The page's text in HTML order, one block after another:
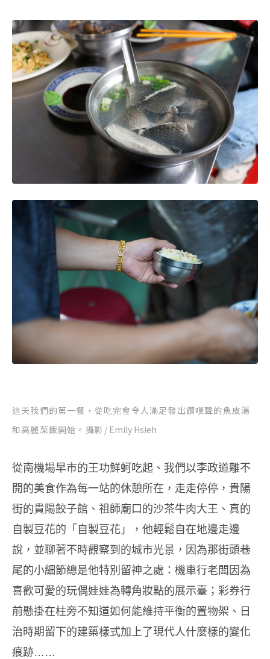
這天我們的第一餐，從吃完會令人滿足發出讚嘆聲的魚皮湯
和高麗菜飯開始。 攝影 / Emily Hsieh
從南機場早市的王功鮮蚵吃起、我們以李政道離不
開的美食作為每一站的休憩所在，走走停停，貴陽
街的貴陽餃子館、祖師廟口的沙茶牛肉大王、真的
自製豆花的「自製豆花」，他輕鬆自在地邊走邊
說，並聊著不時觀察到的城市光景，因為那街頭巷
尾的小細節總是他特別留神之處：機車行老闆因為
喜歡可愛的玩偶娃娃為轉角妝點的展示臺；彩券行
前懸掛在柱旁不知道如何能維持平衡的置物架、日
治時期留下的建築樣式加上了現代人什麼樣的變化
痕跡……